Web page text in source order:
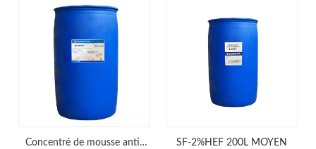
Concentré de mousse anti-
SF-2%HEF 200L MOYEN